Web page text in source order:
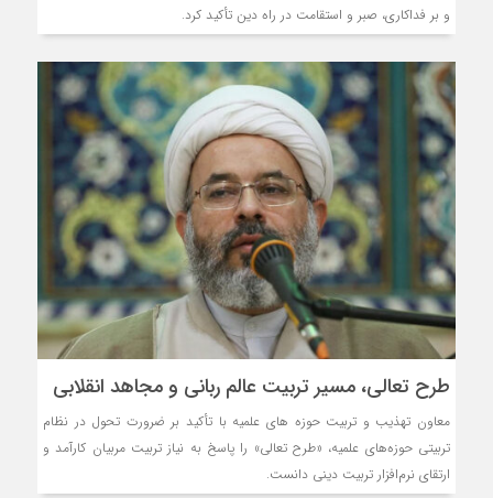
و بر فداکاری، صبر و استقامت در راه دین تأکید کرد.
طرح تعالی، مسیر تربیت عالم ربانی و مجاهد انقلابی
معاون تهذیب و تربیت حوزه های علمیه با تأکید بر ضرورت تحول در نظام
تربیتی حوزه‌های علمیه، «طرح تعالی» را پاسخ به نیاز تربیت مربیان کارآمد و
ارتقای نرم‌افزار تربیت دینی دانست.